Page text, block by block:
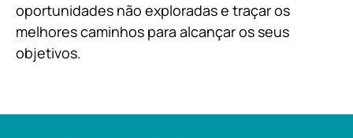
oportunidades não exploradas e traçar os
melhores caminhos para alcançar os seus
objetivos.